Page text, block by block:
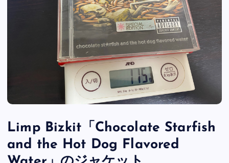
Limp Bizkit「Chocolate Starfish
and the Hot Dog Flavored